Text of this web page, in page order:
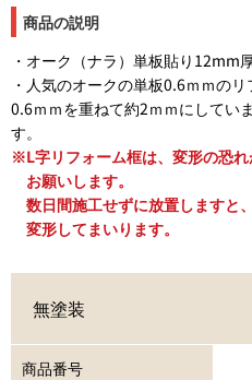
商品の説明
・オーク（ナラ）単板貼り12mm
・人気のオークの単板0.6ｍｍの
0.6ｍｍを重ねて約2ｍｍにしてい
す。
L字リフォーム框は、変形の恐
お願いします。
数日間施工せずに放置しますと
変形してまいります。
無塗装
商品番号